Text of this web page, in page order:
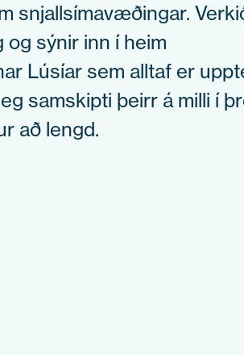
snjallsímavæðingar.
sýnir inn í heim
Lúsíar sem alltaf er
samskipti þeirr á milli í
að lengd.